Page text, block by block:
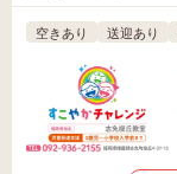
空きあり 送迎あり